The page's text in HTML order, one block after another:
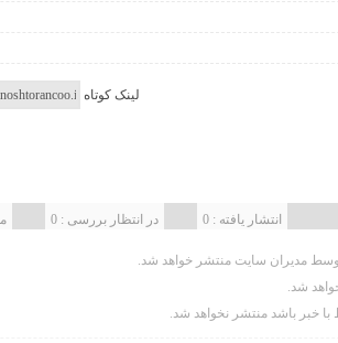
لینک کوتاه
در انتظار بررسی : 0 انتشار یافته : 0
مدیران سایت منتشر خواهد شد.
شد.
با خبر باشد منتشر نخواهد شد.